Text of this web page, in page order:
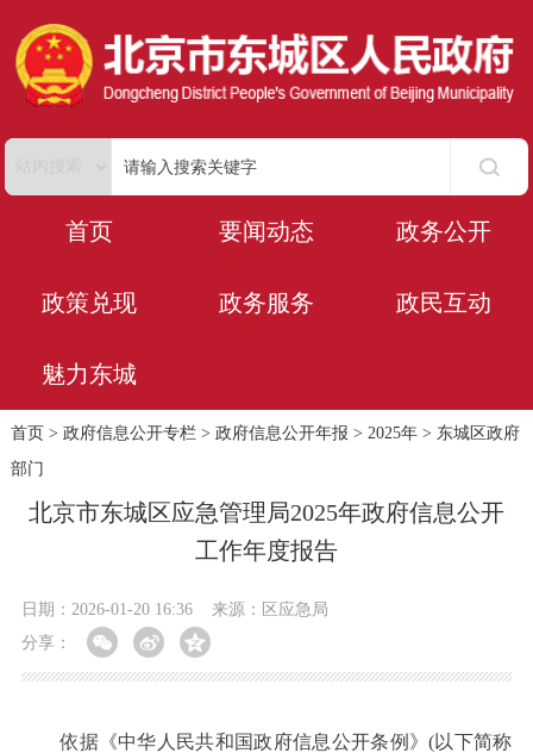
首页 要闻动态 政务公开
政策兑现 政务服务 政民互动
魅力东城
首页 > 政府信息公开专栏> 政府信息公开年报 > 2025年> 东城区政府
部门
北京市东城区应急管理局2025年政府信息公开
工作年度报告
日期：2026-01-20 16:36
来源：区应急局
分享：
依据《中华人民共和国政府信息公开条例》(以下简称